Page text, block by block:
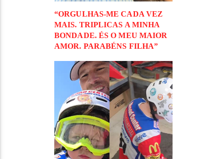
“ORGULHAS-ME CADA VEZ
MAIS. TRIPLICAS A MINHA
BONDADE. ÉS O MEU MAIOR
AMOR. PARABÉNS FILHA”